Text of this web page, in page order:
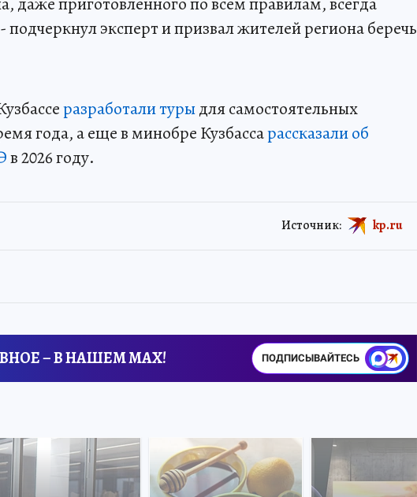
эксперт и призвал жителей региона беречь
разработали турыдля самостоятельных
года, а еще в минобре Кузбассарассказали об
в 2026 году.
Источник: kp.ru
– В НАШЕМ MAX! ПОДПИСЫВАЙТЕСЬ